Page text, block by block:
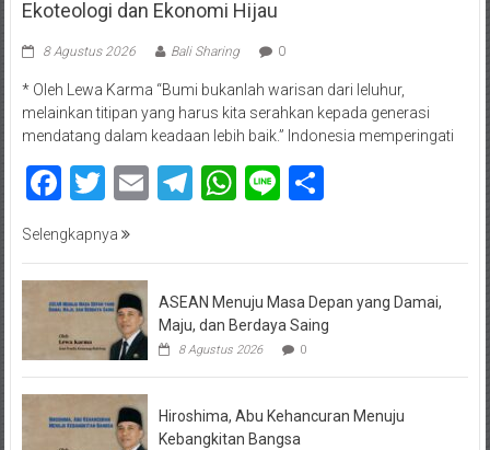
Ekoteologi dan Ekonomi Hijau
8 Agustus 2026 Bali Sharing 0
* Oleh Lewa Karma “Bumi bukanlah warisan dari leluhur,
melainkan titipan yang harus kita serahkan kepada generasi
mendatang dalam keadaan lebih baik.” Indonesia memperingati
Facebook
Twitter
EmailTelegram
WhatsApp
LineShare
Selengkapnya
ASEAN Menuju Masa Depan yang Damai,
Maju, dan Berdaya Saing
8 Agustus 2026 0
Hiroshima, Abu Kehancuran Menuju
Kebangkitan Bangsa